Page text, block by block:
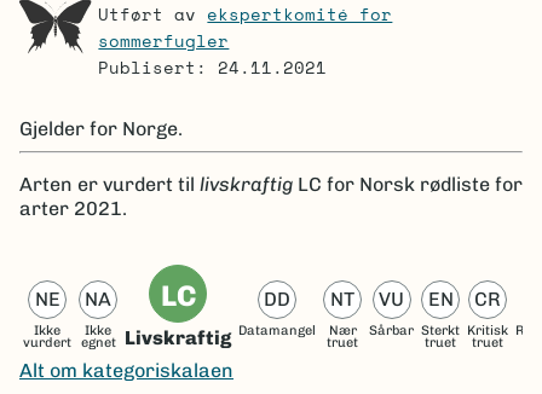
Utført av ekspertkomité for
sommerfugler
Publisert: 24.11.2021
Gjelder for Norge.
Arten er vurdert til livskraftig LC for Norsk rødliste for
arter 2021.
NE
Ikke
vurdert
NA
Ikke
egnet
LC
Livskraftig
DD
Datamangel
NT
Nær
truet
VU
Sårbar
EN
Sterkt
truet
CR
Kritisk
truet
Alt om kategoriskalaen